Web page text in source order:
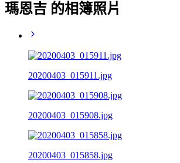
瑪恩吉 的相簿照片
20200403_015911.jpg
20200403_015908.jpg
20200403_015858.jpg